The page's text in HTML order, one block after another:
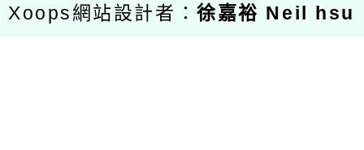
Xoops網站設計者：徐嘉裕 Neil hsu